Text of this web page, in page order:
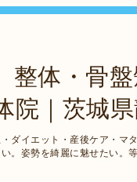
体・骨盤
院｜茨城
ダイエット・産後ケア・
。姿勢を綺麗に魅せたい